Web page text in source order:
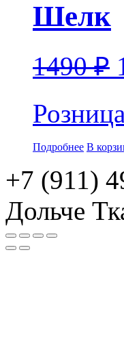
Шелк
1490₽
Подробнее В
+7 (911)
Дольче